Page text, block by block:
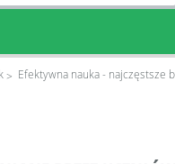
Efektywna nauka - najczęstsze